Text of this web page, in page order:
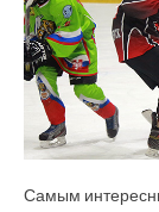
Самым